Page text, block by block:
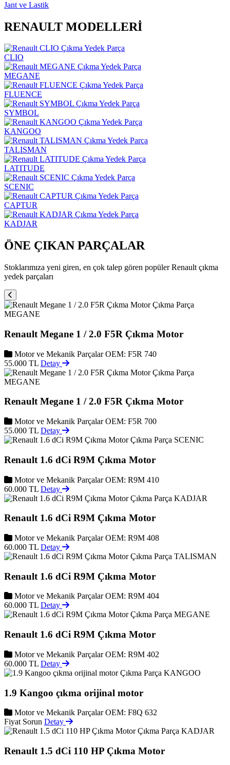
Jant ve Lastik
RENAULT MODELLERİ
CLIO
MEGANE
FLUENCE
SYMBOL
KANGOO
TALISMAN
LATITUDE
SCENIC
CAPTUR
KADJAR
ÖNE ÇIKAN PARÇALAR
Stoklarımıza yeni giren, en çok talep gören popüler Renault çıkma
yedek parçaları
MEGANE
Renault Megane 1 / 2.0 F5R Çıkma Motor
Motor ve Mekanik Parçalar OEM: F5R 740
55.000 TL Detay
MEGANE
Renault Megane 1 / 2.0 F5R Çıkma Motor
Motor ve Mekanik Parçalar OEM: F5R 700
55.000 TL Detay
SCENIC
Renault 1.6 dCi R9M Çıkma Motor
Motor ve Mekanik Parçalar OEM: R9M 410
60.000 TL Detay
KADJAR
Renault 1.6 dCi R9M Çıkma Motor
Motor ve Mekanik Parçalar OEM: R9M 408
60.000 TL Detay
TALISMAN
Renault 1.6 dCi R9M Çıkma Motor
Motor ve Mekanik Parçalar OEM: R9M 404
60.000 TL Detay
MEGANE
Renault 1.6 dCi R9M Çıkma Motor
Motor ve Mekanik Parçalar OEM: R9M 402
60.000 TL Detay
KANGOO
1.9 Kangoo çıkma orijinal motor
Motor ve Mekanik Parçalar OEM: F8Q 632
Fiyat Sorun Detay
KADJAR
Renault 1.5 dCi 110 HP Çıkma Motor